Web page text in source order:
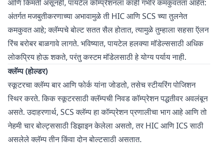
आणि किमती असूनही, पायटेल कॉम्प्रेशनला काही गंभीर कमकुवतता आहेत:
अंतर्गत मजबुतीकरणाच्या अभावामुळे ती HIC आणि SCS च्या तुलनेत
कमकुवत आहे; क्लॅम्पचे बोल्ट सतत सैल होतात, त्यामुळे तुम्हाला सहसा ऍलन
रिंच बरोबर बाळगावे लागते. भविष्यात, पायटेल हलक्या मॉडेल्ससाठी अधिक
लोकप्रिय होऊ शकते, परंतु कस्टम मॉडेलसाठी हे योग्य पर्याय नाही.
क्लॅम्प (होल्डर)
स्कूटरचा क्लॅम्प बार आणि फोर्क यांना जोडतो, तसेच स्टीयरिंग पोजिशन
स्थिर करते. किक स्कूटरसाठी क्लॅम्पची निवड कॉम्प्रेशन पद्धतीवर अवलंबून
असते. उदाहरणार्थ, SCS क्लॅम्प हा कॉम्प्रेशन प्रणालीचा भाग आहे आणि तो
नेहमी चार बोल्ट्ससाठी डिझाइन केलेला असतो, तर HIC आणि ICS साठी
असलेले क्लॅम्प तीन किंवा दोन बोल्टसाठी असतात.